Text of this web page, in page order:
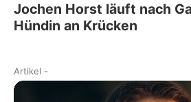
Jochen Horst läuft nach
Hündin an Krücken
Artikel -